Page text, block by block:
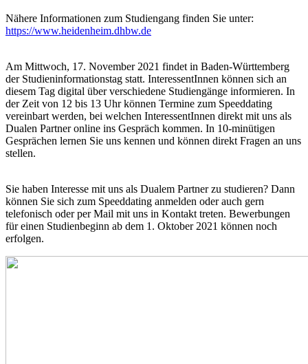
Nähere Informationen zum Studiengang finden Sie unter:
https://www.heidenheim.dhbw.de
Am Mittwoch, 17. November 2021 findet in Baden-Württemberg
der Studieninformationstag statt. InteressentInnen können sich an
diesem Tag digital über verschiedene Studiengänge informieren. In
der Zeit von 12 bis 13 Uhr können Termine zum Speeddating
vereinbart werden, bei welchen InteressentInnen direkt mit uns als
Dualen Partner online ins Gespräch kommen. In 10-minütigen
Gesprächen lernen Sie uns kennen und können direkt Fragen an uns
stellen.
Sie haben Interesse mit uns als Dualem Partner zu studieren? Dann
können Sie sich zum Speeddating anmelden oder auch gern
telefonisch oder per Mail mit uns in Kontakt treten. Bewerbungen
für einen Studienbeginn ab dem 1. Oktober 2021 können noch
erfolgen.